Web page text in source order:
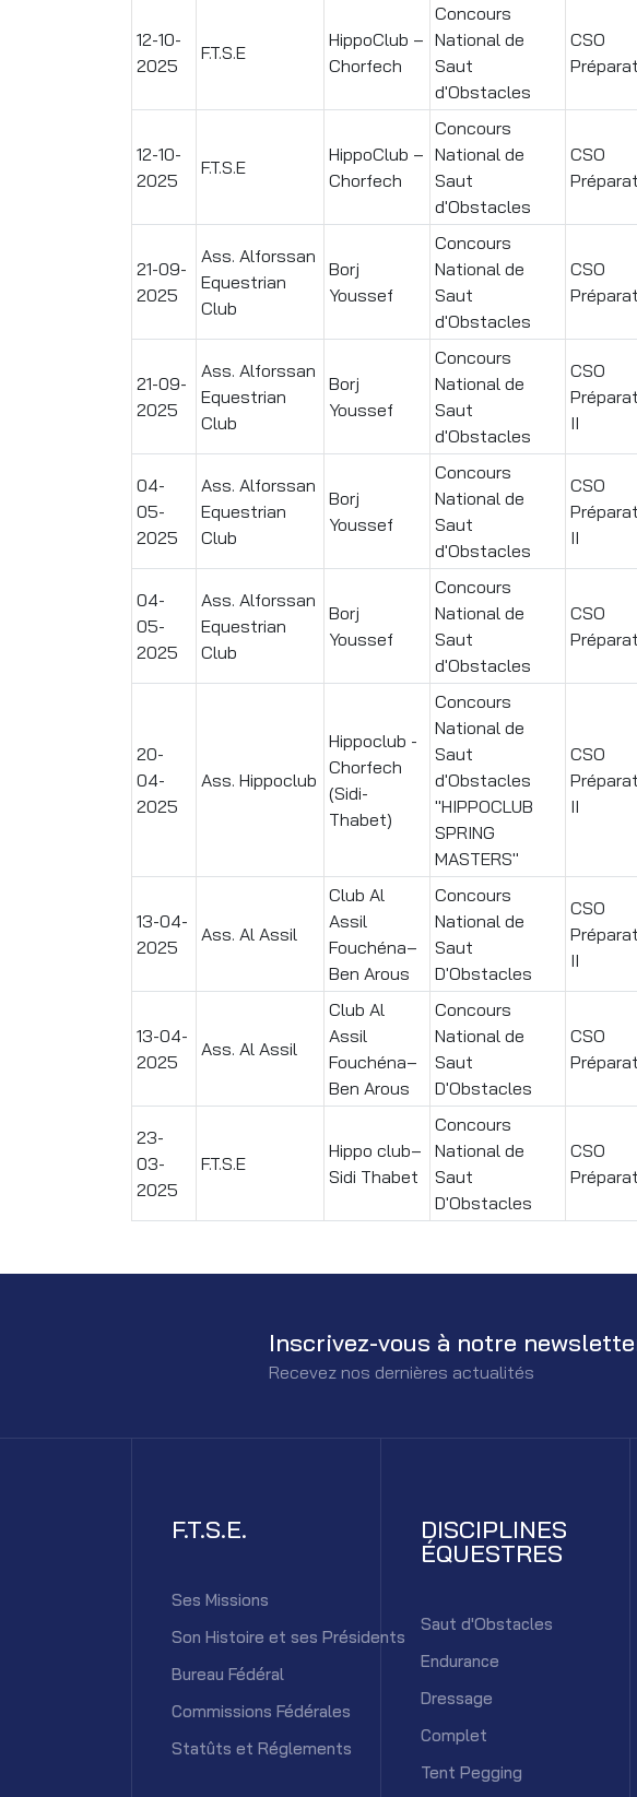
12-10-
2025
F.T.S.E
HippoClub –
Chorfech
Concours
National de
Saut
d'Obstacles
CSO
12-10-
2025
F.T.S.E
HippoClub –
Chorfech
Concours
National de
Saut
d'Obstacles
CSO
21-09-
2025
Ass. Alforssan
Equestrian
Club
Borj
Youssef
Concours
National de
Saut
d'Obstacles
CSO
21-09-
2025
Ass. Alforssan
Equestrian
Club
Borj
Youssef
Concours
National de
Saut
d'Obstacles
CSO
II
04-
05-
2025
Ass. Alforssan
Equestrian
Club
Borj
Youssef
Concours
National de
Saut
d'Obstacles
CSO
II
04-
05-
2025
Ass. Alforssan
Equestrian
Club
Borj
Youssef
Concours
National de
Saut
d'Obstacles
CSO
20-
04-
2025
Ass. Hippoclub
Hippoclub -
Chorfech
(Sidi-
Thabet)
Concours
National de
Saut
d'Obstacles
"HIPPOCLUB
SPRING
MASTERS"
CSO
II
13-04-
2025
Ass. Al Assil
Club Al
Assil
Fouchéna–
Ben Arous
Concours
National de
Saut
D'Obstacles
CSO
II
13-04-
2025
Ass. Al Assil
Club Al
Assil
Fouchéna–
Ben Arous
Concours
National de
Saut
D'Obstacles
CSO
23-
03-
2025
F.T.S.E
Hippo club–
Sidi Thabet
Concours
National de
Saut
D'Obstacles
CSO
Inscrivez-vous à notre
Recevez nos dernières actualités
F.T.S.E.
Ses Missions
Son Histoire et ses Présidents
Bureau Fédéral
Commissions Fédérales
Statûts et Réglements
DISCIPLINES
ÉQUESTRES
Saut d'Obstacles
Endurance
Dressage
Complet
Tent Pegging